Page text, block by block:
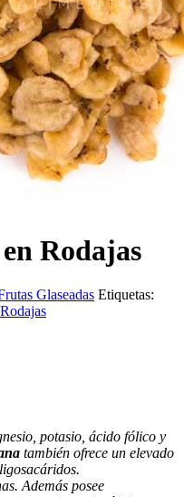
Rodajas
Glaseadas Etiquetas:
Rodajas
potasio, ácido fólico y
también ofrece un elevado
Además posee